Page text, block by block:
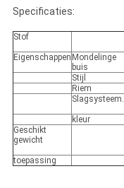
Specificaties:
Stof
Eigenschappen Mondelinge
buis
Stijl
Riem
Slagsysteem.
kleur
Geschikt
gewicht
toepassing